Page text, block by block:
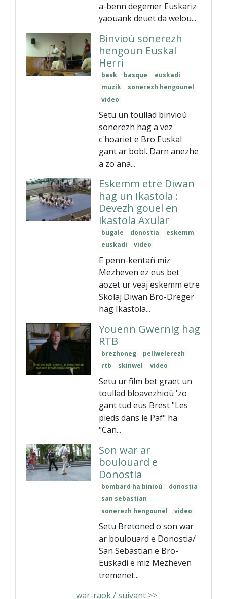
a-benn degemer Euskariz
yaouank deuet da welou...
Binvioù sonerezh
hengoun Euskal
Herri
bask basque
euskadi
muzik
sonerezh hengounel
video
Setu un toullad binvioù
sonerezh hag a vez
c'hoariet e Bro Euskal
gant ar bobl. Darn anezhe
a zo ana...
Eskemm etre Diwan
hag un Ikastola :
Devezh gouel en
ikastola Axular
bugale donostia
eskemm
euskadi
video
E penn-kentañ miz
Mezheven ez eus bet
aozet ur veaj eskemm etre
Skolaj Diwan Bro-Dreger
hag Ikastola...
Youenn Gwernig hag
RTB
brezhoneg
pellwelerezh
rtb
skinwel video
Setu ur film bet graet un
toullad bloavezhioù 'zo
gant tud eus Brest "Les
pieds dans le Paf" ha
"Can...
Son war ar
boulouard e
Donostia
bombard ha binioù
donostia
san sebastian
sonerezh hengounel
video
Setu Bretoned o son war
ar boulouard e Donostia/
San Sebastian e Bro-
Euskadi e miz Mezheven
tremenet...
war-raok / suivant >>